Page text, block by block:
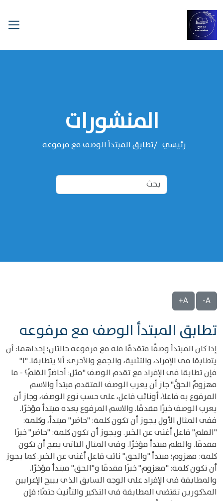
المنشورات
رئيسي تطابق المبتدأ الوصف مع مرفوعه
A-
A+
تطابق المبتدأ الوصف مع مرفوعه
إذا كان المبتدأ وصفًا متقدمًا فله مع مرفوعه حالتان؛ إحداهما: أن
يتطابقا فى الإفراد، والتثنية، والجمع والأخرى: ألا يتطابقا. "ا"
فإن تطابقا فى الإفراد مع تقدم الوصف "مثل: أحاضرٌ القلمُ؟ - ما
مهزومٌ الحقٌّ" جاز أن يعرب الوصف المتقدم مبتدأ والاسم
المرفوع به فاعلا، أونائب فاعل، على حسب نوع الوصف، وجاز أن
يعرب الوصف خبرًا مقدمًا. والاسم المرفوع بعده مبتدأ مؤخرًا.
ففى المثال الأول يجوز أن تكون كلمة: "حاضر" مبتدأ، وكلمة:
"القلم" فاعل أغنى عن الخبر. ويجوز أن تكون كلمة: "حاضر" خبرًا
مقدمًا. والقلم مبتدأ مؤخرًا. وفى المثال الثانى يصح أن تكون
كلمة: مهزوم؛ مبتدأ "والحق" نائب فاعل أغنى عن الخبر. كما يجوز
أن تكون كلمة: "مهزوم" خبرًا مقدمًا و"الحق" مبتدأ مؤخرًا.
والمطابقة فى الإفراد على الوجه السابق الذى يبيح الإعرابين
المذكورين تقتضى المطابقة فى التذكير والتأنيث حتمًا؛ فإن